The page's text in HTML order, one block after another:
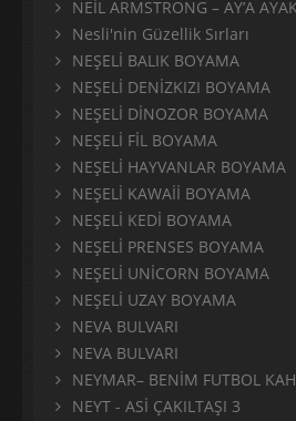
NEİL ARMSTRONG – AY’A
Nesli'nin Güzellik Sırları
NEŞELİ BALIK BOYAMA
NEŞELİ DENİZKIZI BOYAMA
NEŞELİ DİNOZOR BOYAMA
NEŞELİ FİL BOYAMA
NEŞELİ HAYVANLAR BOYAMA
NEŞELİ KAWAİİ BOYAMA
NEŞELİ KEDİ BOYAMA
NEŞELİ PRENSES BOYAMA
NEŞELİ UNİCORN BOYAMA
NEŞELİ UZAY BOYAMA
NEVA BULVARI
NEVA BULVARI
NEYMAR– BENİM FUTBOL
NEYT - ASİ ÇAKILTAŞI 3